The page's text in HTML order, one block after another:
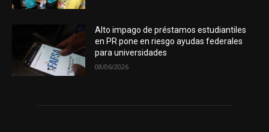
Alto impago de préstamos estudiantiles
en PR pone en riesgo ayudas federales
para universidades
08/06/2026